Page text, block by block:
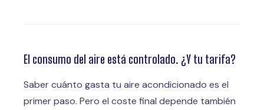
El consumo del aire está controlado. ¿Y tu tarifa?
Saber cuánto gasta tu aire acondicionado es el
primer paso. Pero el coste final depende también